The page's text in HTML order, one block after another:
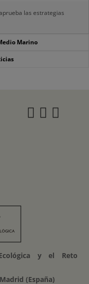
las estrategias
Marino
y el Reto
(España)